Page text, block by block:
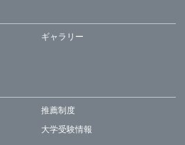
ギャラリー
推薦制度
大学受験情報